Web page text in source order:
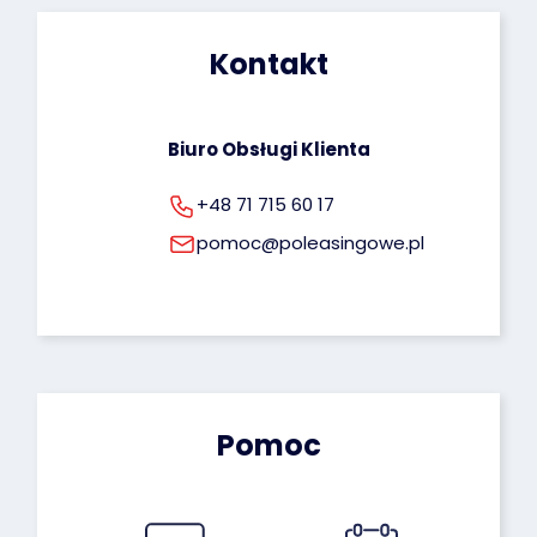
rodo@poleasingowe.pl
Kontakt
Biuro Obsługi Klienta
+48 71 715 60 17
pomoc@poleasingowe.pl
Pomoc